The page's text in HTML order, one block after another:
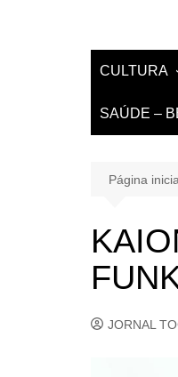
CULTURA
LIVROS E
INTERNET
SAÚDE –
Página
JORNAL